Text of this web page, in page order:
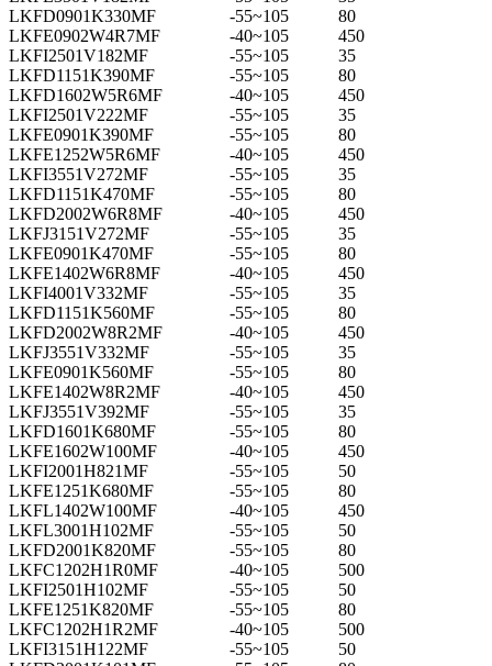
LKFD0901K330MF
-55~105
80
LKFE0902W4R7MF
-40~105
450
LKFI2501V182MF
-55~105
35
LKFD1151K390MF
-55~105
80
LKFD1602W5R6MF
-40~105
450
LKFI2501V222MF
-55~105
35
LKFE0901K390MF
-55~105
80
LKFE1252W5R6MF
-40~105
450
LKFI3551V272MF
-55~105
35
LKFD1151K470MF
-55~105
80
LKFD2002W6R8MF
-40~105
450
LKFJ3151V272MF
-55~105
35
LKFE0901K470MF
-55~105
80
LKFE1402W6R8MF
-40~105
450
LKFI4001V332MF
-55~105
35
LKFD1151K560MF
-55~105
80
LKFD2002W8R2MF
-40~105
450
LKFJ3551V332MF
-55~105
35
LKFE0901K560MF
-55~105
80
LKFE1402W8R2MF
-40~105
450
LKFJ3551V392MF
-55~105
35
LKFD1601K680MF
-55~105
80
LKFE1602W100MF
-40~105
450
LKFI2001H821MF
-55~105
50
LKFE1251K680MF
-55~105
80
LKFL1402W100MF
-40~105
450
LKFL3001H102MF
-55~105
50
LKFD2001K820MF
-55~105
80
LKFC1202H1R0MF
-40~105
500
LKFI2501H102MF
-55~105
50
LKFE1251K820MF
-55~105
80
LKFC1202H1R2MF
-40~105
500
LKFI3151H122MF
-55~105
50